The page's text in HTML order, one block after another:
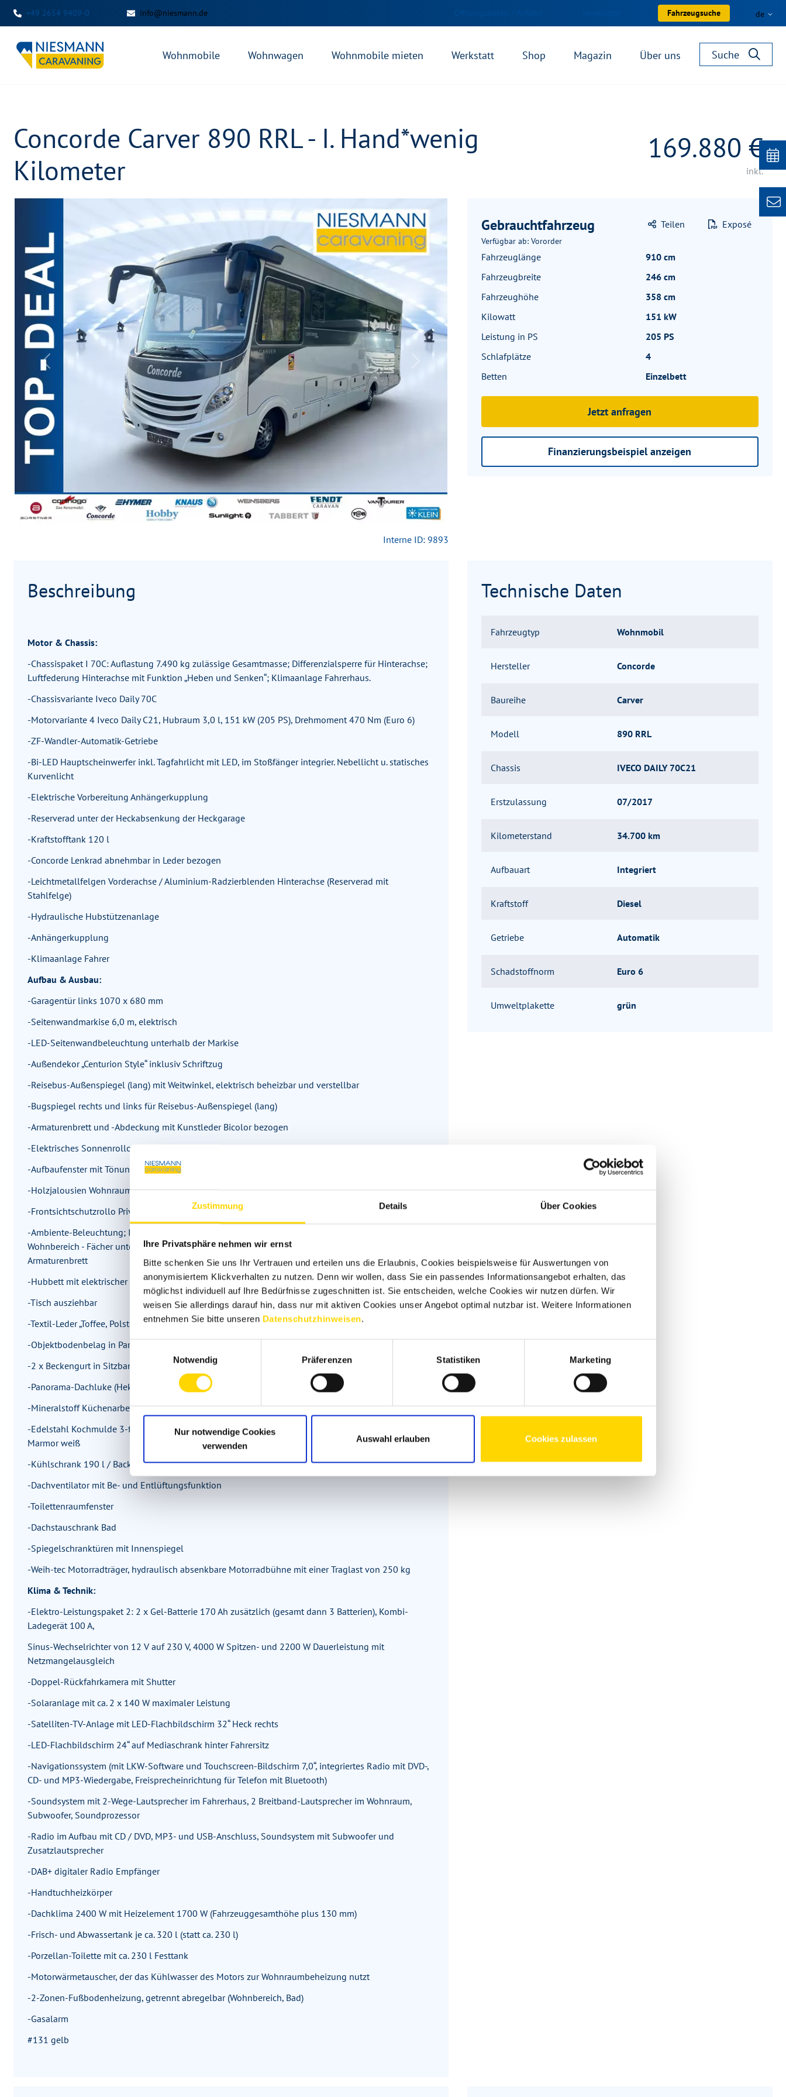
Zustimmung Details Über Cookies
Ihre Privatsphäre nehmen wir ernst
Bitte schenken Sie uns Ihr Vertrauen und erteilen uns die Erlaubnis, Cookies beispielsweise für Auswertungen von
anonymisiertem Klickverhalten zu nutzen. Denn wir wollen, dass Sie ein passendes Informationsangebot erhalten, das
möglichst individuell auf Ihre Bedürfnisse zugeschnitten ist. Sie entscheiden, welche Cookies wir nutzen dürfen. Wir
weisen Sie allerdings darauf hin, dass nur mit aktiven Cookies unser Angebot optimal nutzbar ist. Weitere Informationen
entnehmen Sie bitte unseren Datenschutzhinweisen.
Einwilligungsauswahl
Notwendig
Präferenzen Statistiken Marketing
Nur notwendige Cookies
verwenden
Auswahl erlauben Cookies zulassen
+49 2654 9409-0 info@niesmann.de Öffnungszeiten / Anfahrt Fahrzeugsuche de
Wohnmobile Wohnwagen Wohnmobile mieten Werkstatt Shop Magazin Über uns Suche
Concorde Carver 890 RRL - I. Hand*wenig
Kilometer
169.880 €
inkl.
Previous
Interne ID: 9893
Gebrauchtfahrzeug
Verfügbar ab: Vororder
Teilen Exposé
Fahrzeuglänge
910 cm
Fahrzeugbreite
246 cm
Fahrzeughöhe
358 cm
Kilowatt
151 kW
Leistung in PS
205 PS
Schlafplätze
4
Betten
Einzelbett
Jetzt anfragen
Finanzierungsbeispiel anzeigen
Beschreibung
Motor & Chassis:
-Chassispaket I 70C: Auflastung 7.490 kg zulässige Gesamtmasse; Differenzialsperre für Hinterachse;
Luftfederung Hinterachse mit Funktion „Heben und Senken“; Klimaanlage Fahrerhaus.
-Chassisvariante Iveco Daily 70C
-Motorvariante 4 Iveco Daily C21, Hubraum 3,0 l, 151 kW (205 PS), Drehmoment 470 Nm (Euro 6)
-ZF-Wandler-Automatik-Getriebe
-Bi-LED Hauptscheinwerfer inkl. Tagfahrlicht mit LED, im Stoßfänger integrier. Nebellicht u. statisches
Kurvenlicht
-Elektrische Vorbereitung Anhängerkupplung
-Reserverad unter der Heckabsenkung der Heckgarage
-Kraftstofftank 120 l
-Concorde Lenkrad abnehmbar in Leder bezogen
-Leichtmetallfelgen Vorderachse / Aluminium-Radzierblenden Hinterachse (Reserverad mit
Stahlfelge)
-Hydraulische Hubstützenanlage
-Anhängerkupplung
-Klimaanlage Fahrer
Aufbau & Ausbau:
-Garagentür links 1070 x 680 mm
-Seitenwandmarkise 6,0 m, elektrisch
-LED-Seitenwandbeleuchtung unterhalb der Markise
-Außendekor „Centurion Style“ inklusiv Schriftzug
-Reisebus-Außenspiegel (lang) mit Weitwinkel, elektrisch beheizbar und verstellbar
-Bugspiegel rechts und links für Reisebus-Außenspiegel (lang)
-Armaturenbrett und -Abdeckung mit Kunstleder Bicolor bezogen
-Elektrisches Sonnenrollo im Fahrerhaus für Frontbereich
-Aufbaufenster mit Tönung in privacy black
-Holzjalousien Wohnraum
-Frontsichtschutzrollo Privacy (variabler Sichtschutz von unten nach oben)
-Ambiente-Beleuchtung; Indirekte Beleuchtung mit LED-Lichtband für: - Deckenbaldachin
Wohnbereich - Fächer unter den Dachstauschränken Wohnbereich - Küchenunterschrank -
Armaturenbrett
-Hubbett mit elektrischer Betätigung, mit Unterfederung, anstelle Frontoberschränke
-Tisch ausziehbar
-Textil-Leder „Toffee, Polsterung mit Schaum-Optik „Redonda“
-Objektbodenbelag in Parkett-Optik
-2 x Beckengurt in Sitzbank gegen Fahrtrichtung (inkl. 4-Personen-Zulassung)
-Panorama-Dachluke (Heki 3) anstatt Midi-Heki (Wohnraum)
-Mineralstoff Küchenarbeitsplatte für Küche und Wohnraumtisch. Spülbecken nahtlos eingeformt.
-Edelstahl Kochmulde 3-flammig mit Automatikzündung, Glasabdeckung und Glasboden. Farbe:
Marmor weiß
-Kühlschrank 190 l / Backofenkombination mit Grill
-Dachventilator mit Be- und Entlüftungsfunktion
-Toilettenraumfenster
-Dachstauschrank Bad
-Spiegelschranktüren mit Innenspiegel
-Weih-tec Motorradträger, hydraulisch absenkbare Motorradbühne mit einer Traglast von 250 kg
Klima & Technik:
-Elektro-Leistungspaket 2: 2 x Gel-Batterie 170 Ah zusätzlich (gesamt dann 3 Batterien), Kombi-
Ladegerät 100 A,
Sinus-Wechselrichter von 12 V auf 230 V, 4000 W Spitzen- und 2200 W Dauerleistung mit
Netzmangelausgleich
-Doppel-Rückfahrkamera mit Shutter
-Solaranlage mit ca. 2 x 140 W maximaler Leistung
-Satelliten-TV-Anlage mit LED-Flachbildschirm 32“ Heck rechts
-LED-Flachbildschirm 24“ auf Mediaschrank hinter Fahrersitz
-Navigationssystem (mit LKW-Software und Touchscreen-Bildschirm 7,0“, integriertes Radio mit DVD-,
CD- und MP3-Wiedergabe, Freisprecheinrichtung für Telefon mit Bluetooth)
-Soundsystem mit 2-Wege-Lautsprecher im Fahrerhaus, 2 Breitband-Lautsprecher im Wohnraum,
Subwoofer, Soundprozessor
-Radio im Aufbau mit CD / DVD, MP3- und USB-Anschluss, Soundsystem mit Subwoofer und
Zusatzlautsprecher
-DAB+ digitaler Radio Empfänger
-Handtuchheizkörper
-Dachklima 2400 W mit Heizelement 1700 W (Fahrzeuggesamthöhe plus 130 mm)
-Frisch- und Abwassertank je ca. 320 l (statt ca. 230 l)
-Porzellan-Toilette mit ca. 230 l Festtank
-Motorwärmetauscher, der das Kühlwasser des Motors zur Wohnraumbeheizung nutzt
-2-Zonen-Fußbodenheizung, getrennt abregelbar (Wohnbereich, Bad)
-Gasalarm
#131 gelb
Technische Daten
Fahrzeugtyp Wohnmobil
Hersteller Concorde
Baureihe Carver
Modell 890 RRL
Chassis IVECO DAILY 70C21
Erstzulassung 07/2017
Kilometerstand 34.700 km
Aufbauart Integriert
Kraftstoff Diesel
Getriebe Automatik
Schadstoffnorm Euro 6
Umweltplakette grün